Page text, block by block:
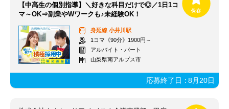
【中高生の個別指導】＼好きな科目だけで◎／1日1コ
マ～OK⇒副業やWワークも♪未経験OK！
身延線 小井川駅
1コマ《90分》1900円～
アルバイト・パート
山梨県南アルプス市
応募終了日：8月20日